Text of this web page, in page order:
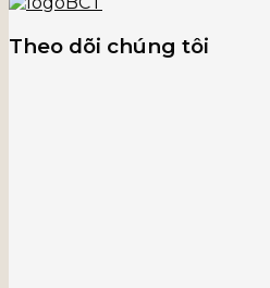
Theo dõi chúng tôi